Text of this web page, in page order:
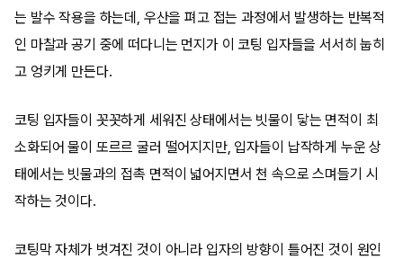
는 발수 작용을 하는데, 우산을 펴고 접는 과정에서 발생하는 반복적
인 마찰과 공기 중에 떠다니는 먼지가 이 코팅 입자들을 서서히 눕히
고 엉키게 만든다.
코팅 입자들이 꼿꼿하게 세워진 상태에서는 빗물이 닿는 면적이 최
소화되어 물이 또르르 굴러 떨어지지만, 입자들이 납작하게 누운 상
태에서는 빗물과의 접촉 면적이 넓어지면서 천 속으로 스며들기 시
작하는 것이다.
코팅막 자체가 벗겨진 것이 아니라 입자의 방향이 틀어진 것이 원인